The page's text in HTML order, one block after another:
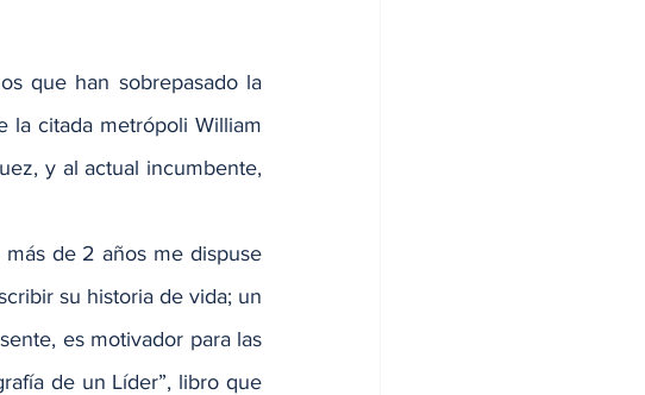
que han sobrepasado la
la citada metrópoli William
y al actual incumbente,
de 2 años me dispuse
su historia de vida; un
es motivador para las
de un Líder”, libro que